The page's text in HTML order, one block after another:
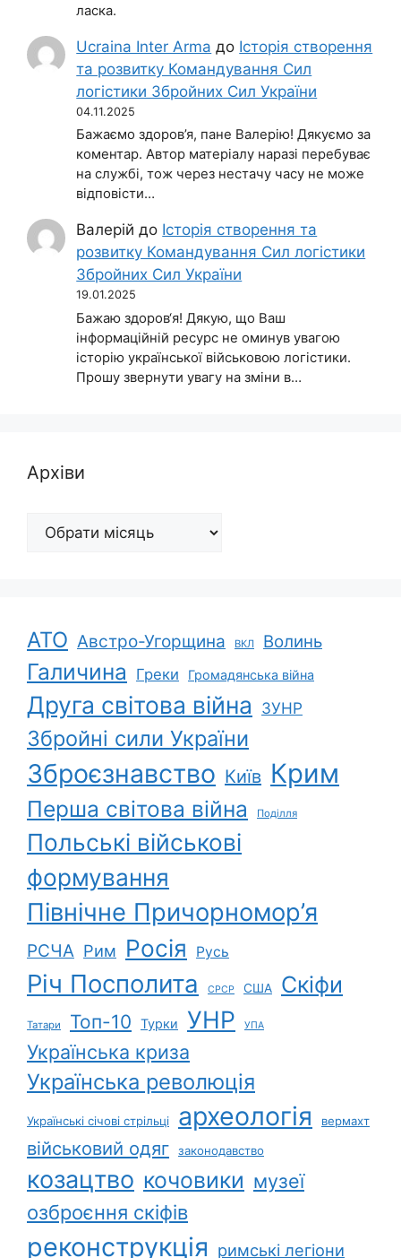
ласка.
Ucraina Inter Arma до Історія створення
та розвитку Командування Сил
логістики Збройних Сил України
04.11.2025
Бажаємо здоров’я, пане Валерію! Дякуємо за
коментар. Автор матеріалу наразі перебуває
на службі, тож через нестачу часу не може
відповісти…
Валерій до Історія створення та
розвитку Командування Сил логістики
Збройних Сил України
19.01.2025
Бажаю здоров‘я! Дякую, що Ваш
інформаційній ресурс не оминув увагою
історію української військовою логістики.
Прошу звернути увагу на зміни в…
Архіви
Архіви
АТО Австро-Угорщина ВКЛ Волинь
Галичина Греки Громадянська війна
Друга світова війна ЗУНР
Збройні сили України
Зброєзнавство Київ Крим
Перша світова війна Поділля
Польські військові
формування
Північне Причорномор’я
РСЧА Рим Росія Русь
Річ Посполита СРСР США Скіфи
Татари Топ-10 Турки УНР УПА
Українська криза
Українська революція
Українські січові стрільці археологія вермахт
військовий одяг законодавство
козацтво кочовики музеї
озброєння скіфів
реконструкція римські легіони